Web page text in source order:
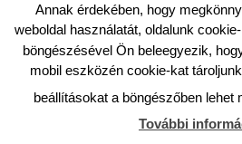
Annak érdekében, hogy
weboldal használatát, oldalunk
böngészésével Ön beleegyezik,
mobil eszközén cookie-kat
beállításokat a böngészőben lehet
További